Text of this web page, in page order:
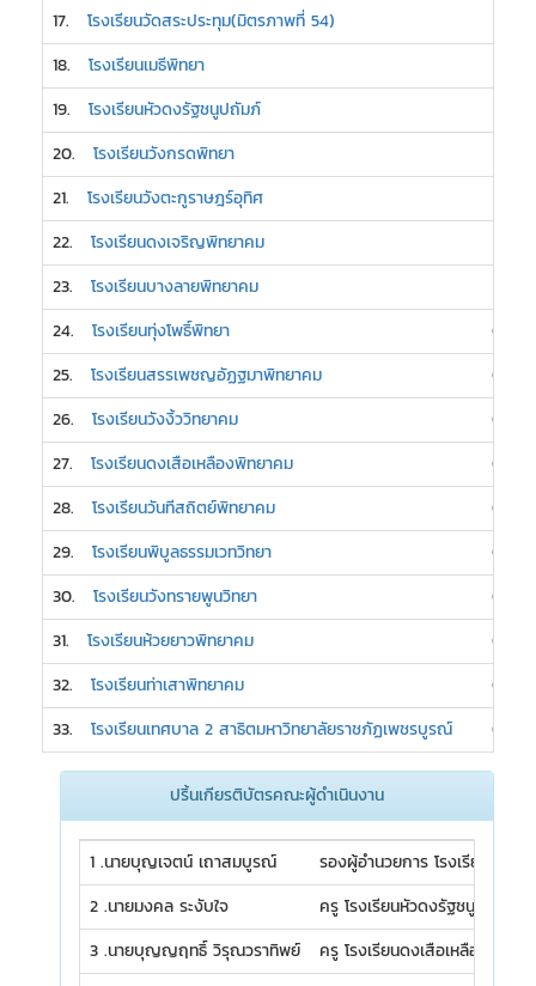
17. โรงเรียนวัดสระประทุม(มิตรภาพที่ 54)
18. โรงเรียนเมธีพิทยา
19. โรงเรียนหัวดงรัฐชนูปถัมภ์
20. โรงเรียนวังกรดพิทยา
21. โรงเรียนวังตะกูราษฎร์อุทิศ
22. โรงเรียนดงเจริญพิทยาคม
23. โรงเรียนบางลายพิทยาคม
24. โรงเรียนทุ่งโพธิ์พิทยา
0
25. โรงเรียนสรรเพชญอัฏฐมาพิทยาคม
0
26. โรงเรียนวังงิ้ววิทยาคม
0
27. โรงเรียนดงเสือเหลืองพิทยาคม
0
28. โรงเรียนวันทีสถิตย์พิทยาคม
0
29. โรงเรียนพิบูลธรรมเวทวิทยา
0
30. โรงเรียนวังทรายพูนวิทยา
0
31. โรงเรียนห้วยยาวพิทยาคม
0
32. โรงเรียนท่าเสาพิทยาคม
0
33. โรงเรียนเทศบาล 2 สาธิตมหาวิทยาลัยราชภัฏเพชรบูรณ์ 0
ปริ้นเกียรติบัตรคณะผู้ดำเนินงาน
1 .นายบุญเจตน์ เถาสมบูรณ์
รองผู้อำนวยการ โรงเรียนดงเ
2 .นายมงคล ระงับใจ
ครู โรงเรียนหัวดงรัฐชนูปถัมภ์
3 .นายบุญญฤทธิ์ วิรุณวราทิพย์
ครู โรงเรียนดงเสือเหลืองพิทยา